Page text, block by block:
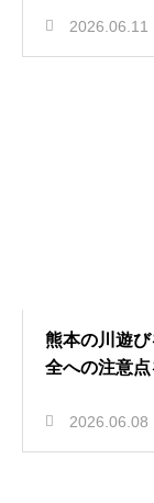
2026.06.11
熊本の川遊
全への注意
2026.06.08